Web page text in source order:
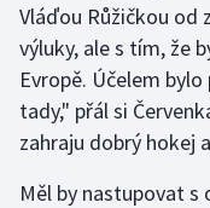
Vláďou Růžičkou od
výluky, ale s tím, že
Evropě. Účelem
tady," přál si
zahraju dobrý hokej
Měl by nastupovat s